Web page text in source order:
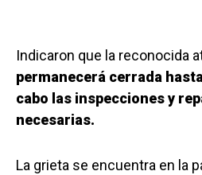
Indicaron que la reconocida
permanecerá cerrada
cabo las inspecciones y
necesarias.
La grieta se encuentra en la